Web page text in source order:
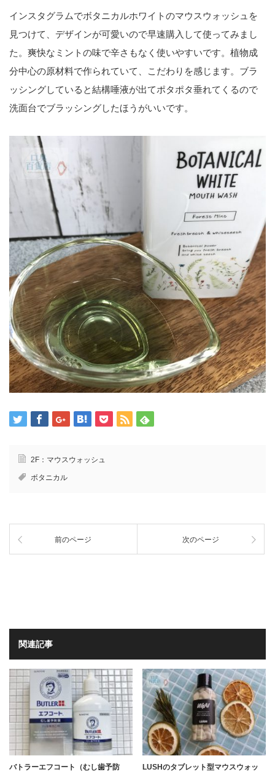
インスタグラムでボタニカルホワイトのマウスウォッシュを
見つけて、デザインが可愛いので早速購入して使ってみまし
た。爽快なミントの味で辛さもなく使いやすいです。植物成
分中心の原材料で作られていて、こだわりを感じます。ブラ
ッシングしていると結構唾液が出てポタポタ垂れてくるので
洗面台でブラッシングしたほうがいいです。
2F：マウスウォッシュ
ボタニカル
前のページ 次のページ
関連記事
バトラーエフコート（むし歯予防
LUSHのタブレット型マウスウォッ